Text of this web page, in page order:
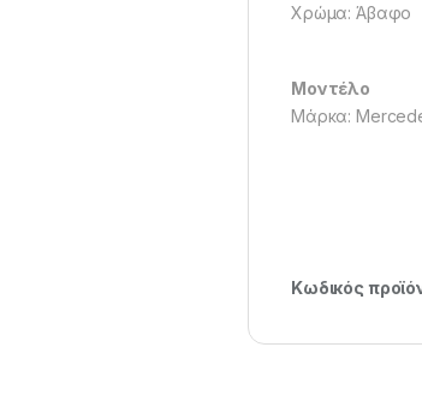
Χρώμα: Άβαφο
Μοντέλο
Μάρκα:
Κωδικός